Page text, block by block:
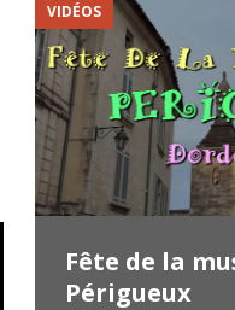
VIDÉOS
Fête de la
Périgueux